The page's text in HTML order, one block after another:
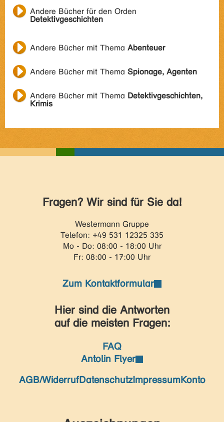
Andere Bücher für den Orden
Detektivgeschichten
Andere Bücher mit Thema Abenteuer
Andere Bücher mit Thema Spionage, Agenten
Andere Bücher mit Thema Detektivgeschichten,
Krimis